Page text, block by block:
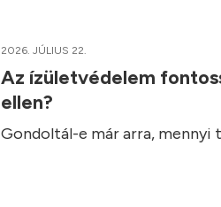
2026. JÚLIUS 22.
Az ízületvédelem
ellen?
Gondoltál-e már arra, mennyi